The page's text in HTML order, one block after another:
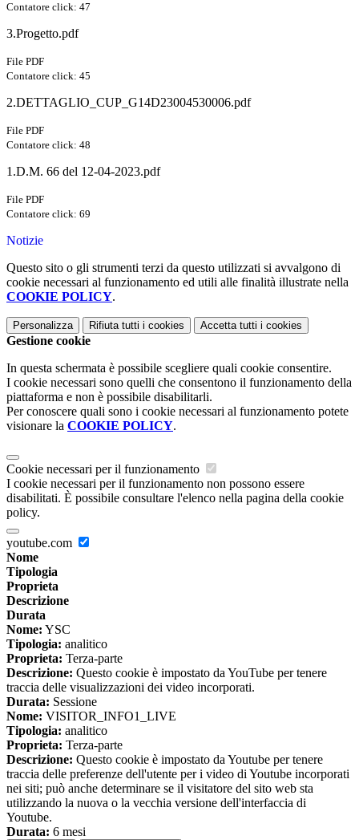
Contatore click: 47
3.Progetto.pdf
File PDF
Contatore click: 45
2.DETTAGLIO_CUP_G14D23004530006.pdf
File PDF
Contatore click: 48
1.D.M. 66 del 12-04-2023.pdf
File PDF
Contatore click: 69
Notizie
Questo sito o gli strumenti terzi da questo utilizzati si avvalgono di
cookie necessari al funzionamento ed utili alle finalità illustrate nella
COOKIE POLICY.
Personalizza Rifiuta tutti i cookies Accetta tutti i cookies
Gestione cookie
In questa schermata è possibile scegliere quali cookie consentire.
I cookie necessari sono quelli che consentono il funzionamento della
piattaforma e non è possibile disabilitarli.
Per conoscere quali sono i cookie necessari al funzionamento potete
visionare la COOKIE POLICY.
Cookie necessari per il funzionamento
I cookie necessari per il funzionamento non possono essere
disabilitati. È possibile consultare l'elenco nella pagina della cookie
policy.
youtube.com
Nome
Tipologia
Proprieta
Descrizione
Durata
Nome: YSC
Tipologia: analitico
Proprieta: Terza-parte
Descrizione: Questo cookie è impostato da YouTube per tenere
traccia delle visualizzazioni dei video incorporati.
Durata: Sessione
Nome: VISITOR_INFO1_LIVE
Tipologia: analitico
Proprieta: Terza-parte
Descrizione: Questo cookie è impostato da Youtube per tenere
traccia delle preferenze dell'utente per i video di Youtube incorporati
nei siti; può anche determinare se il visitatore del sito web sta
utilizzando la nuova o la vecchia versione dell'interfaccia di
Youtube.
Durata: 6 mesi